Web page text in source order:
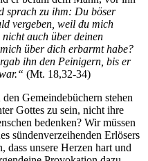
sprach zu ihm: Du böser
vergeben, weil du mich
auch über deinen
über dich erbarmt habe?
ihn den Peinigern, bis er
(Mt. 18,32-34)
Gemeindebüchern stehen
Gottes zu sein, nicht ihre
bedenken? Wir müssen
sündenverzeihenden Erlösers
dass unsere Herzen hart und